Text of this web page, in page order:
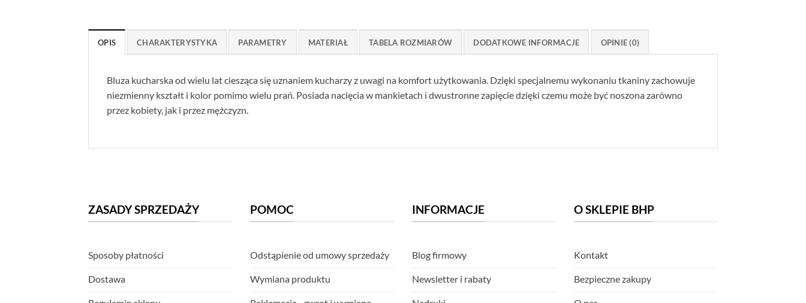
OPIS CHARAKTERYSTYKA PARAMETRY MATERIAŁ TABELA ROZMIARÓW DODATKOWE INFORMACJE OPINIE (0)
Bluza kucharska od wielu lat ciesząca się uznaniem kucharzy z uwagi na komfort użytkowania. Dzięki specjalnemu wykonaniu tkaniny zachowuje
niezmienny kształt i kolor pomimo wielu prań. Posiada nacięcia w mankietach i dwustronne zapięcie dzięki czemu może być noszona zarówno
przez kobiety, jak i przez mężczyzn.
ZASADY SPRZEDAŻY
Sposoby płatności
Dostawa
POMOC
Odstąpienie od umowy sprzedaży
Wymiana produktu
INFORMACJE
Blog firmowy
Newsletter i rabaty
O SKLEPIE BHP
Kontakt
Bezpieczne zakupy